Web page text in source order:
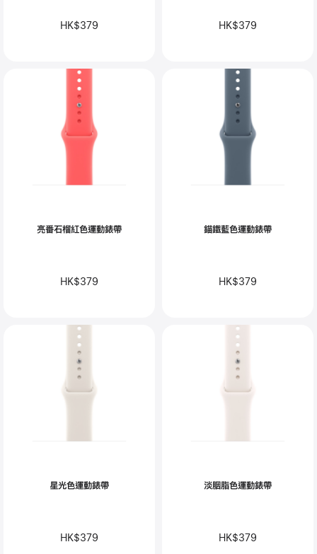
HK$379 HK$379
亮番石榴紅色運動錶帶
HK$379
錨鐵藍色運動錶帶
HK$379
星光色運動錶帶
HK$379
淡胭脂色運動錶帶
HK$379